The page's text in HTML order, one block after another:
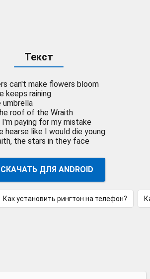
Текст
can't make flowers bloom
keeps raining
umbrella
roof of the Wraith
paying for my mistake
hearse like I would die young
the stars in they face
СКАЧАТЬ ДЛЯ ANDROID
Как установить рингтон на телефон?